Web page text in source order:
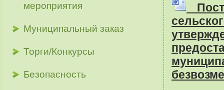
мероприятия
Муниципальный заказ
Торги/Конкурсы
Безопасность